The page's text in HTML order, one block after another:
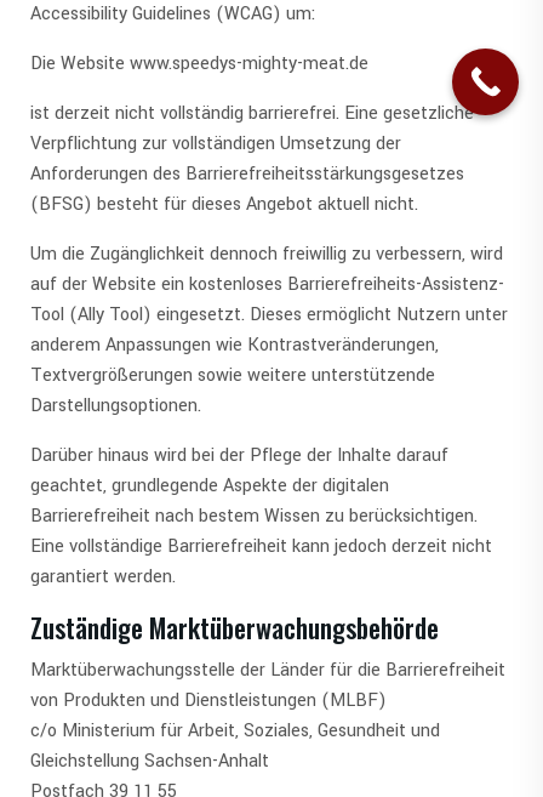
Accessibility Guidelines (WCAG) um:
Die Website www.speedys-mighty-meat.de
ist derzeit nicht vollständig barrierefrei. Eine gesetzliche
Verpflichtung zur vollständigen Umsetzung der
Anforderungen des Barrierefreiheitsstärkungsgesetzes
(BFSG) besteht für dieses Angebot aktuell nicht.
Um die Zugänglichkeit dennoch freiwillig zu verbessern, wird
auf der Website ein kostenloses Barrierefreiheits-Assistenz-
Tool (Ally Tool) eingesetzt. Dieses ermöglicht Nutzern unter
anderem Anpassungen wie Kontrastveränderungen,
Textvergrößerungen sowie weitere unterstützende
Darstellungsoptionen.
Darüber hinaus wird bei der Pflege der Inhalte darauf
geachtet, grundlegende Aspekte der digitalen
Barrierefreiheit nach bestem Wissen zu berücksichtigen.
Eine vollständige Barrierefreiheit kann jedoch derzeit nicht
garantiert werden.
Zuständige Marktüberwachungsbehörde
Marktüberwachungsstelle der Länder für die Barrierefreiheit
von Produkten und Dienstleistungen (MLBF)
c/o Ministerium für Arbeit, Soziales, Gesundheit und
Gleichstellung Sachsen-Anhalt
Postfach 39 11 55